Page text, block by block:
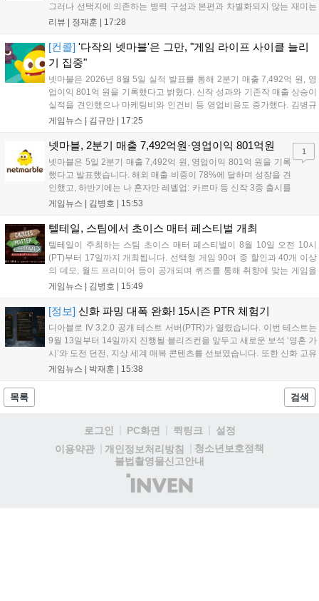
그러나 선택지에 의존하는 병력 구성과 본편과 차별화되지 않는 재미는
아쉬움을 남깁니다. 특히 협동 모드임에도 매치메이킹 기능을 지원하지
기 힘든 이 게임은 높은 가격 대비 만족도가 낮아 구매를 권하기 어렵습
니다....
리뷰 | 정재훈 17:28
[컨콜] '다작의 넷마블'은 그만, "게임 라이프 사이클 늘리
기 집중"
넷마블은 2026년 8월 5일 실적 발표를 통해 2분기 매출 7,492억 원, 영
업이익 801억 원을 기록했다고 밝혔다. 신작 성과와 기존작 매출 상승이
실적을 견인했으나 마케팅비와 인건비 등 영업비용도 증가했다. 김병규
대표는 다작 중심 전략에서 벗어나 신작 라인업을 엄격히 관리하고 기존
하반기에는 ‘나 혼자만 레벨업: 카르마’ 등 신작 3종 출시를 예고했으며,
마케팅 비용은 평소 수준으로 수렴할 전망이다. 도기욱 CFO는 마켓 수
수료 인하 효과가 내년부터 본격화될 것으로 내다봤다....
게임뉴스 | 김규만 17:25
넷마블, 2분기 매출 7,492억원·영업이익 801억원
넷마블은 5일 2분기 매출 7,492억 원, 영업이익 801억 원을 기록
했다고 발표했습니다. 해외 매출 비중이 78%에 달하며 성장을 견
인했고, 하반기에는 나 혼자만 레벨업: 카르마 등 신작 3종 출시를
목표로 합니다. 특히 오는 9월 열리는 도쿄게임쇼에서 신작 2종과
스 고도화로 실적 안정성을 높이겠다고 밝혔습니다....
게임뉴스 | 김병호 15:53
1
텔테일, 스팀에서 초이스 매터 페스티벌 개최
텔테일이 주최하는 스팀 초이스 매터 페스티벌이 8월 10일 오전 10시
(PT)부터 17일까지 개최됩니다. 선택형 게임 90여 종 할인과 40개 이상
의 데모, 월드 프리미어 등이 공개되며 퀴즈를 통해 취향에 맞는 게임을
찾을 수 있습니다. 10일 오전 10시 더 울프 어몽 어스 리마스터드 토크를
게임뉴스 | 김병호 15:49
[정보] 신화 파밍 대폭 완화! 15시즌 PTR 체험기
디아블로 IV 3.2.0 공개 테스트 서버(PTR)가 열렸습니다. 이번 테스트는
9월 13일부터 14일까지 진행될 블리즈컨을 앞두고 새로운 보석 ‘영혼 가
시’와 도전 던전, 지상 세계 매복 콘텐츠를 선보였습니다. 또한 신화 고유
아이템 제작 방식 개선과 신화 고유 부적 추가, 캐릭터 환생 기능 및 호라
게임뉴스 | 박재훈 15:38
목록 검색
로그인 PC화면 퀵링크
설정
이용약관
개인정보처리방침
청소년보호정책
불법촬영물신고안내
(주)
인